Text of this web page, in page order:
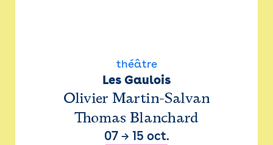
théâtre
Les Gaulois
Olivier Martin-Salvan
Thomas Blanchard
07→ 15 oct.